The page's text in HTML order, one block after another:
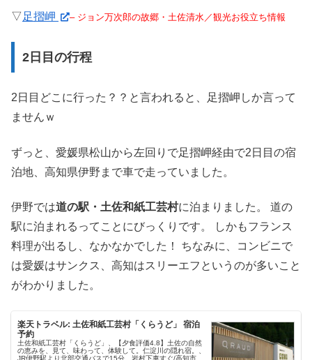
▽ 足摺岬 – ジョン万次郎の故郷・土佐清水／観光お役立ち情報
2日目の行程
2日目どこに行った？？と言われると、足摺岬しか言って
ませんｗ
ずっと、愛媛県松山から左回りで足摺岬経由で2日目の宿
泊地、高知県伊野まで車で走っていました。
伊野では道の駅・土佐和紙工芸村に泊まりました。 道の
駅に泊まれるってことにびっくりです。 しかもフランス
料理が出るし、なかなかでした！ ちなみに、コンビニで
は愛媛はサンクス、高知はスリーエフというのが多いこと
がわかりました。
楽天トラベル: 土佐和紙工芸村「くらうど」 宿泊
予約
土佐和紙工芸村「くらうど」、【夕食評価4.8】土佐の自然
の恵みを、見て、味わって、体験して。仁淀川の隠れ宿。、
JR伊野駅より北部交通バスで15分、岩村下車すぐ/高知市内